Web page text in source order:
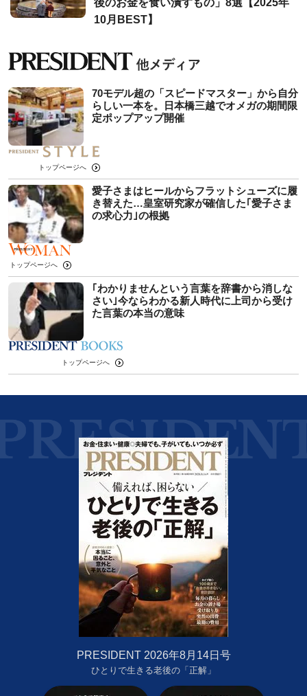
10月BEST】
70モデル超の「スピードマスター」から自分
らしい一本を。日本橋三越でオメガの期間限
定ポップアップ開催
トップページへ
愛子さまはヒールからフラットシューズに履
き替えた…皇室研究家が確信した｢愛子さま
の求心力｣の根拠
トップページへ
｢わかりませんという言葉を辞書から消しな
さい｣今ならわかる新人時代に上司から受け
た言葉の本当の意味
トップページへ
PRESIDENT 2026年8月14日号
ひとりで生きる老後の「正解」